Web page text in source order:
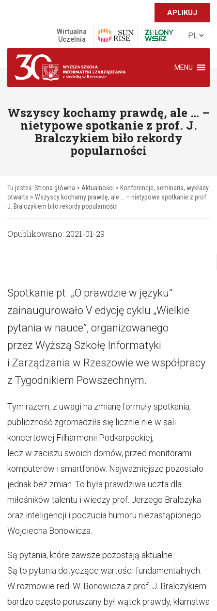
APLIKUJ
Wirtualna
Uczelnia
MENU
Wszyscy kochamy prawdę, ale … –
nietypowe spotkanie z prof. J.
Bralczykiem biło rekordy
popularności
Tu jesteś: Strona główna > Aktualności > Konferencje, seminaria, wykłady
otwarte > Wszyscy kochamy prawdę, ale … – nietypowe spotkanie z prof.
J. Bralczykiem biło rekordy popularności
Opublikowano: 2021-01-29
Spotkanie pt. „O prawdzie w języku”
zainaugurowało V edycję cyklu „Wielkie
pytania w nauce”, organizowanego
przez Wyższą Szkołę Informatyki
i Zarządzania w Rzeszowie we współpracy
z Tygodnikiem Powszechnym.
Tym razem, z uwagi na zmianę formuły spotkania,
publiczność zgromadziła się licznie nie w sali
koncertowej Filharmonii Podkarpackiej,
lecz w zaciszu swoich domów, przed monitorami
komputerów i smartfonów. Najważniejsze pozostało
jednak bez zmian. To była prawdziwa uczta dla
miłośników talentu i wiedzy prof. Jerzego Bralczyka
oraz inteligencji i poczucia humoru niezastąpionego
Wojciecha Bonowicza.
Są pytania, które zawsze pozostają aktualne.
Są to pytania dotyczące wartości fundamentalnych.
W rozmowie red. W. Bonowicza z prof. J. Bralczykiem
bardzo często poruszany był wątek prawdy, kłamstwa